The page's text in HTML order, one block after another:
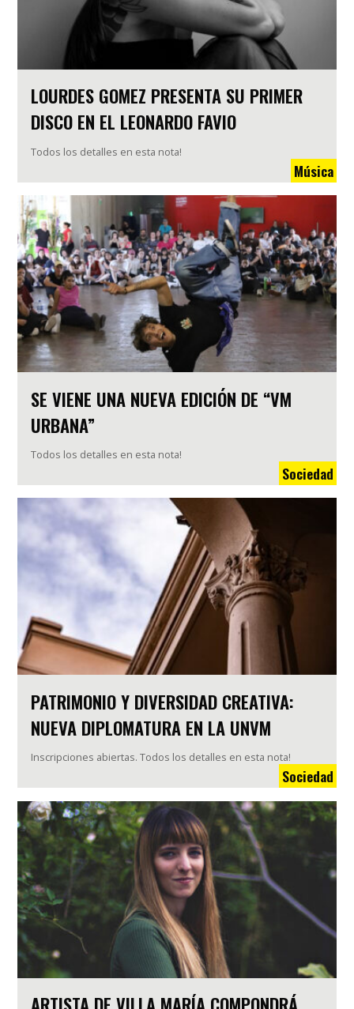
LOURDES GOMEZ PRESENTA SU PRIMER
DISCO EN EL LEONARDO FAVIO
Todos los detalles en esta nota!
Música
SE VIENE UNA NUEVA EDICIÓN DE “VM
URBANA”
Todos los detalles en esta nota!
Sociedad
PATRIMONIO Y DIVERSIDAD CREATIVA:
NUEVA DIPLOMATURA EN LA UNVM
Inscripciones abiertas. Todos los detalles en esta nota!
Sociedad
ARTISTA DE VILLA MARÍA COMPONDRÁ